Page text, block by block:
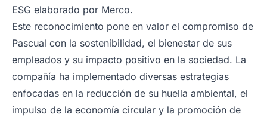
ESG elaborado por Merco.
Este reconocimiento pone en valor el compromiso de
Pascual con la sostenibilidad, el bienestar de sus
empleados y su impacto positivo en la sociedad. La
compañía ha implementado diversas estrategias
enfocadas en la reducción de su huella ambiental, el
impulso de la economía circular y la promoción de